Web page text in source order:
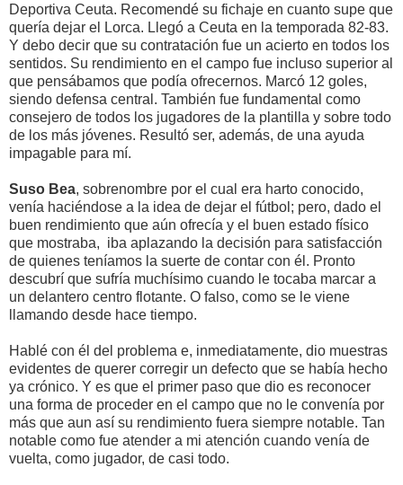
Deportiva Ceuta. Recomendé su fichaje en cuanto supe que
quería dejar el Lorca. Llegó a Ceuta en la temporada 82-83.
Y debo decir que su contratación fue un acierto en todos los
sentidos. Su rendimiento en el campo fue incluso superior al
que pensábamos que podía ofrecernos. Marcó 12 goles,
siendo defensa central. También fue fundamental como
consejero de todos los jugadores de la plantilla y sobre todo
de los más jóvenes. Resultó ser, además, de una ayuda
impagable para mí.
Suso Bea, sobrenombre por el cual era harto conocido,
venía haciéndose a la idea de dejar el fútbol; pero, dado el
buen rendimiento que aún ofrecía y el buen estado físico
que mostraba, iba aplazando la decisión para satisfacción
de quienes teníamos la suerte de contar con él. Pronto
descubrí que sufría muchísimo cuando le tocaba marcar a
un delantero centro flotante. O falso, como se le viene
llamando desde hace tiempo.
Hablé con él del problema e, inmediatamente, dio muestras
evidentes de querer corregir un defecto que se había hecho
ya crónico. Y es que el primer paso que dio es reconocer
una forma de proceder en el campo que no le convenía por
más que aun así su rendimiento fuera siempre notable. Tan
notable como fue atender a mi atención cuando venía de
vuelta, como jugador, de casi todo.